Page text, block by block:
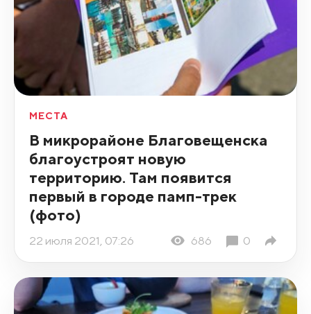
МЕСТА
В микрорайоне Благовещенска
благоустроят новую
территорию. Там появится
первый в городе памп-трек
(фото)
22 июля 2021, 07:26 686 0